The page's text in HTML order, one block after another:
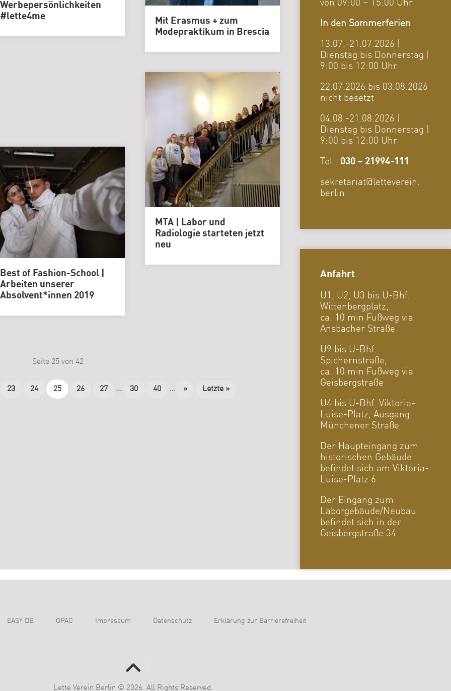
Mit Erasmus + zum
Modepraktikum in Brescia
Werbepersönlichkeiten
#lette4me
MTA | Labor und
Radiologie starteten jetzt
neu
Best of Fashion-School |
Arbeiten unserer
Absolvent*innen 2019
Seite 25 von 42
23 24 25 26 27 ... 30 40 ... » Letzte »
von 09:00 – 15:00 Uhr
In den Sommerferien
13.07.-21.07.2026 |
Dienstag bis Donnerstag |
9:00 bis 12:00 Uhr
22.07.2026 bis 03.08.2026
nicht besetzt
04.08.-21.08.2026 |
Dienstag bis Donnerstag |
9:00 bis 12:00 Uhr
Tel.: 030 – 21994-111
sekretariat@letteverein.
berlin
Anfahrt
U1, U2, U3 bis U-Bhf.
Wittenbergplatz,
ca. 10 min Fußweg via
Ansbacher Straße
U9 bis U-Bhf.
Spichernstraße,
ca. 10 min Fußweg via
Geisbergstraße
U4 bis U-Bhf. Viktoria-
Luise-Platz, Ausgang
Münchener Straße
Der Haupteingang zum
historischen Gebäude
befindet sich am Viktoria-
Luise-Platz 6.
Der Eingang zum
Laborgebäude/Neubau
befindet sich in der
Geisbergstraße 34.
EASY DB OPAC Impressum Datenschutz Erklärung zur Barrierefreiheit
Lette Verein Berlin © 2026. All Rights Reserved.